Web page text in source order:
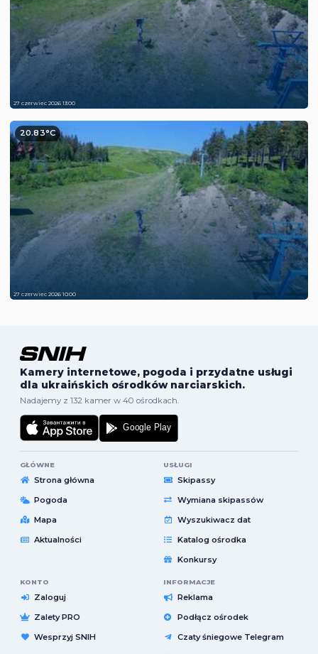
27 czerwiec 2026 13:00
20.83°C
27 czerwiec 2026 10:00
Kamery internetowe, pogoda i przydatne usługi
dla ukraińskich ośrodków narciarskich.
Nadajemy z 132 kamer w 40 ośrodkach.
GŁÓWNE
Strona główna
Pogoda
Mapa
Aktualności
USŁUGI
Skipassy
Wymiana skipassów
Wyszukiwacz dat
Katalog ośrodka
Konkursy
KONTO
Zaloguj
Zalety PRO
Wesprzyj SNIH
INFORMACJE
Reklama
Podłącz ośrodek
Czaty śniegowe Telegram